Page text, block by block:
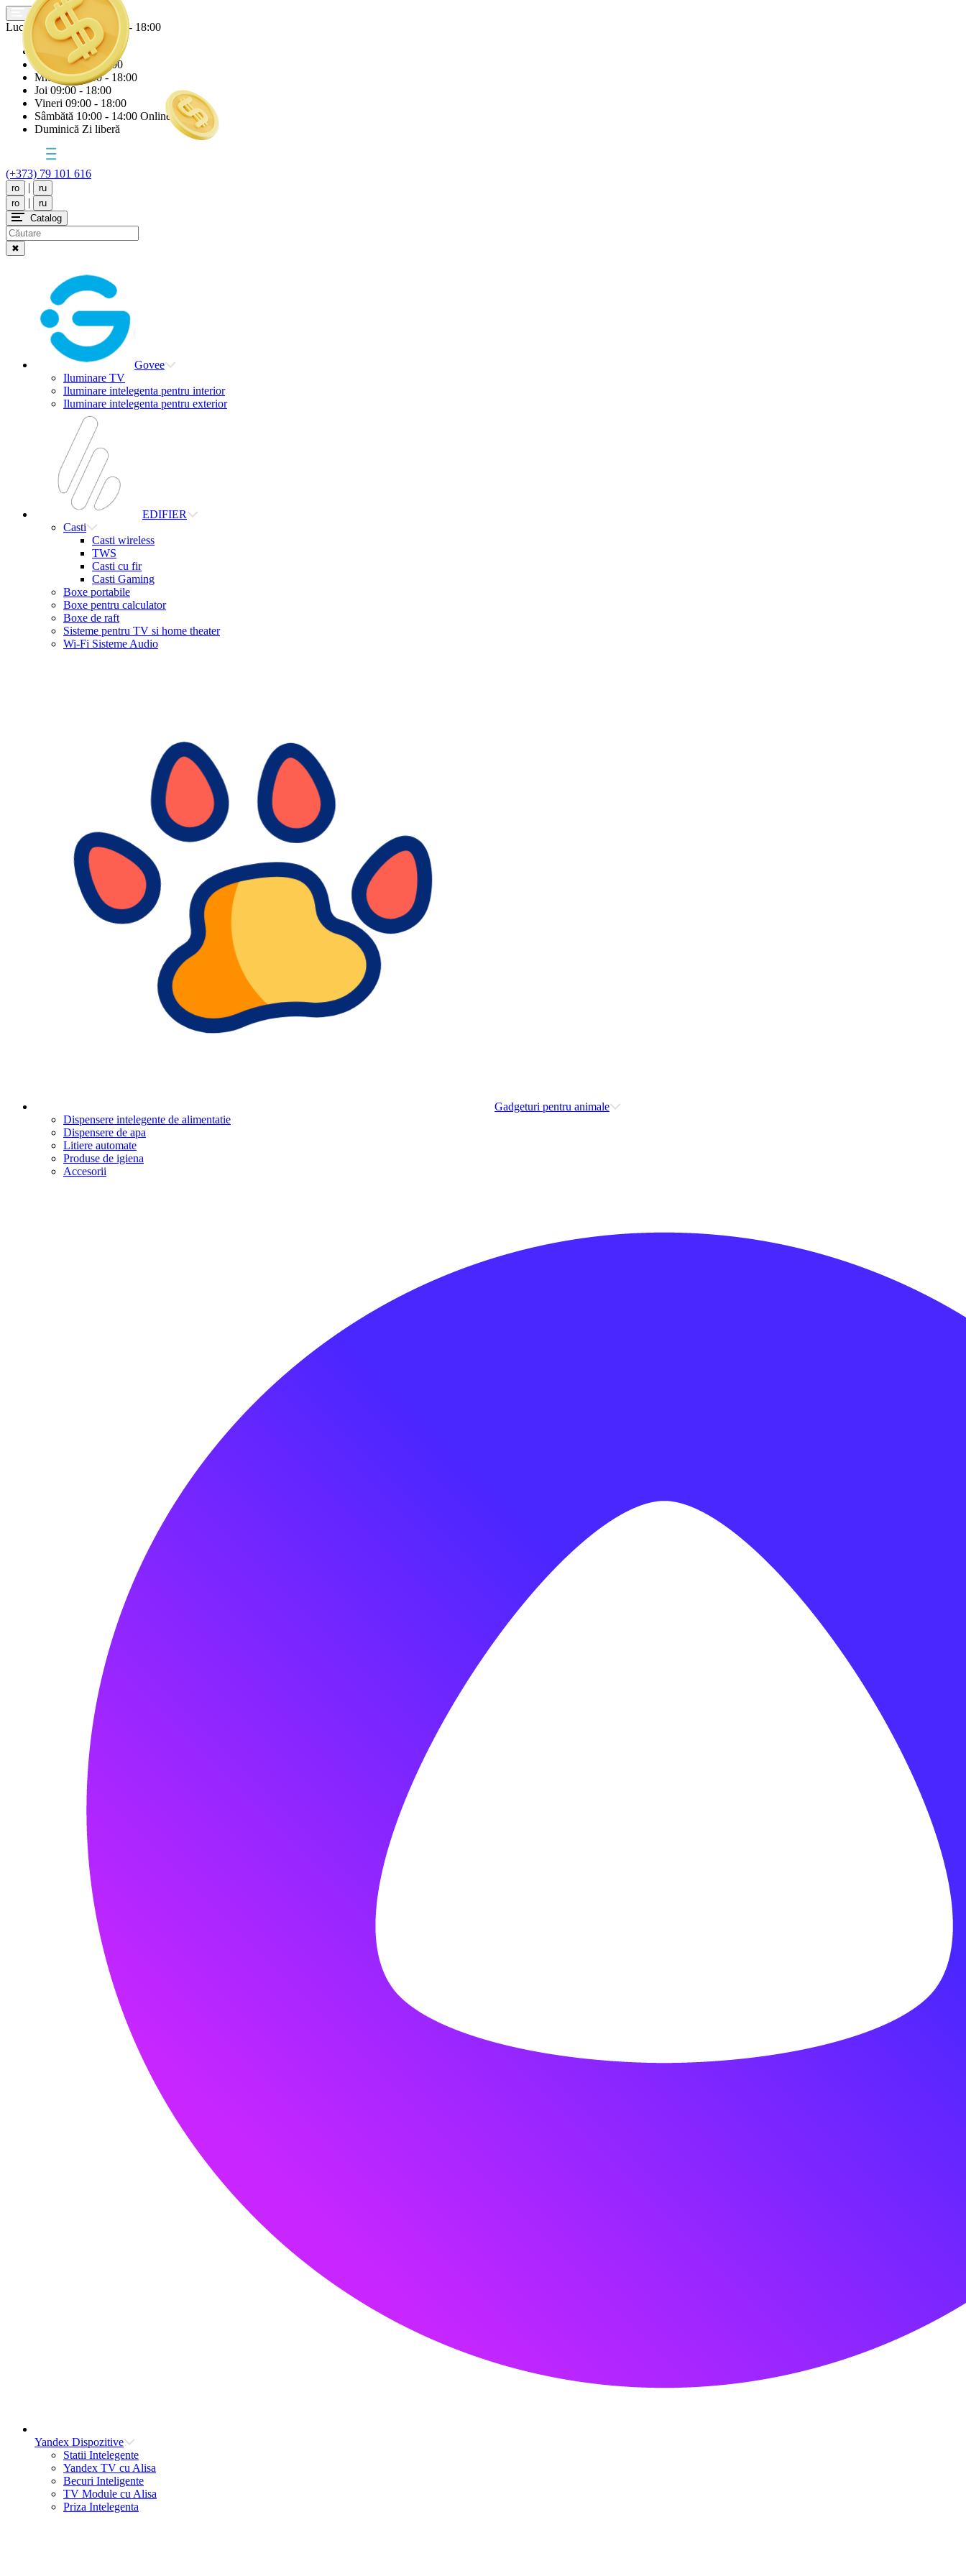
Lucrăm astăziVineri 09:00 - 18:00
Luni
09:00 - 18:00
Marți
09:00 - 18:00
Miercuri09:00 - 18:00
Joi 09:00 - 18:00
Vineri 09:00 - 18:00
Sâmbătă 10:00 - 14:00 Online
Duminică Zi liberă
(+373) 79 101 616
ro |
ru
ro
|
ru
Catalog
✖
Govee
Iluminare TV
Iluminare intelegenta pentru interior
Iluminare intelegenta pentru exterior
EDIFIER
Casti
Casti wireless
TWS
Casti cu fir
Casti Gaming
Boxe portabile
Boxe pentru calculator
Boxe de raft
Sisteme pentru TV si home theater
Wi-Fi Sisteme Audio
Gadgeturi pentru animale
Dispensere intelegente de alimentatie
Dispensere de apa
Litiere automate
Produse de igiena
Accesorii
Yandex Dispozitive
Statii Intelegente
Yandex TV cu Alisa
Becuri Inteligente
TV Module cu Alisa
Priza Intelegenta